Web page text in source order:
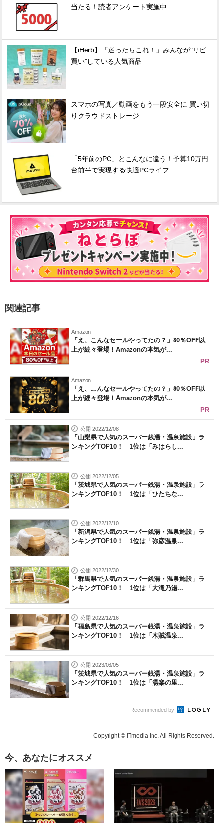
当たる！読者アンケート実施中
【iHerb】「迷ったらこれ！」みんなが"リピ
買い"している人気商品
スマホの写真／動画をもう一段安全に 買い切
りクラウドストレージ
「5年前のPC」とこんなに違う！予算10万円
台前半で実現する快適PCライフ
関連記事
Amazon
「え、こんなセールやってたの？」80％OFF以
上が続々登場！Amazonの本気が...
PR
Amazon
「え、こんなセールやってたの？」80％OFF以
上が続々登場！Amazonの本気が...
PR
公開 2022/12/08
「山梨県で人気のスーパー銭湯・温泉施設」ラ
ンキングTOP10！ 1位は「みはらし...
公開 2022/12/05
「茨城県で人気のスーパー銭湯・温泉施設」ラ
ンキングTOP10！ 1位は「ひたちな...
公開 2022/12/10
「新潟県で人気のスーパー銭湯・温泉施設」ラ
ンキングTOP10！ 1位は「弥彦温泉...
公開 2022/12/30
「群馬県で人気のスーパー銭湯・温泉施設」ラ
ンキングTOP10！ 1位は「大滝乃湯...
公開 2022/12/16
「福島県で人気のスーパー銭湯・温泉施設」ラ
ンキングTOP10！ 1位は「木賊温泉...
公開 2023/03/05
「茨城県で人気のスーパー銭湯・温泉施設」ラ
ンキングTOP10！ 1位は「湯楽の里...
Recommended by
Copyright © ITmedia Inc. All Rights Reserved.
今、あなたにオススメ